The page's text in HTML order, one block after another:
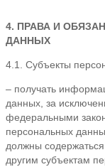
4. ПРАВА И
ДАННЫХ
4.1. Субъекты
– получать
данных, за
федеральными
персональных
должны
другим субъектам